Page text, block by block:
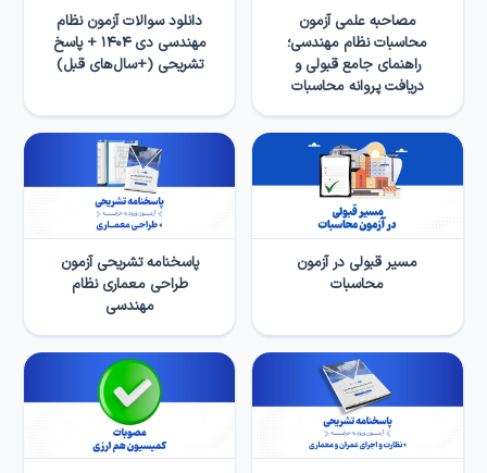
مصاحبه علمی آزمون
محاسبات نظام مهندسی؛
راهنمای جامع قبولی و
دریافت پروانه محاسبات
دانلود سوالات آزمون نظام
مهندسی دی ۱۴۰۴ + پاسخ
تشریحی (+سال‌های قبل)
مسیر قبولی در آزمون
محاسبات
پاسخنامه تشریحی آزمون
طراحی معماری نظام
مهندسی